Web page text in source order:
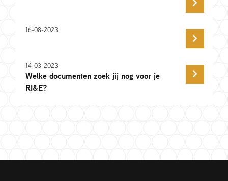
16-08-2023
14-03-2023
Welke documenten zoek jij nog voor je
RI&E?